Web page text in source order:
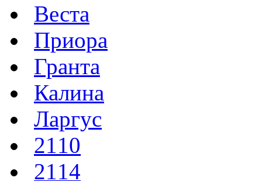
Веста
Приора
Гранта
Калина
Ларгус
2110
2114